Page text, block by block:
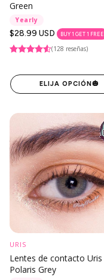
Green
Yearly
Precio
regular
$28.99 USD BUY 1 GET 1 FREE
(128 reseñas)
ELIJA OPCIÓN🎃
URIS
Lentes de contacto Uris
Polaris Grey